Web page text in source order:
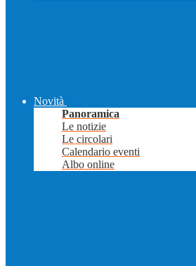
Novità
Panoramica
Le notizie
Le circolari
Calendario eventi
Albo online